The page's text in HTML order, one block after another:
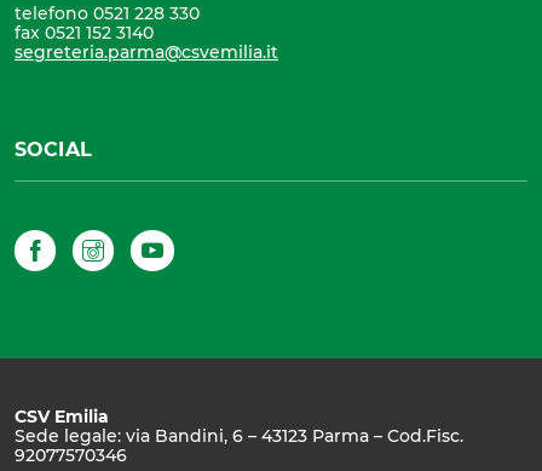
telefono 0521 228 330
fax 0521 152 3140
segreteria.parma@csvemilia.it
SOCIAL
FacebookInstagram
CSV Emilia
Sede legale: via Bandini, 6 – 43123 Parma – Cod.Fisc.
92077570346